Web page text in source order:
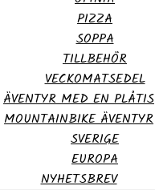
PIZZA
SOPPA
TILLBEHÖR
VECKOMATSEDEL
ÄVENTYR MED EN PLÅTIS
MOUNTAINBIKE ÄVENTYR
SVERIGE
EUROPA
NYHETSBREV